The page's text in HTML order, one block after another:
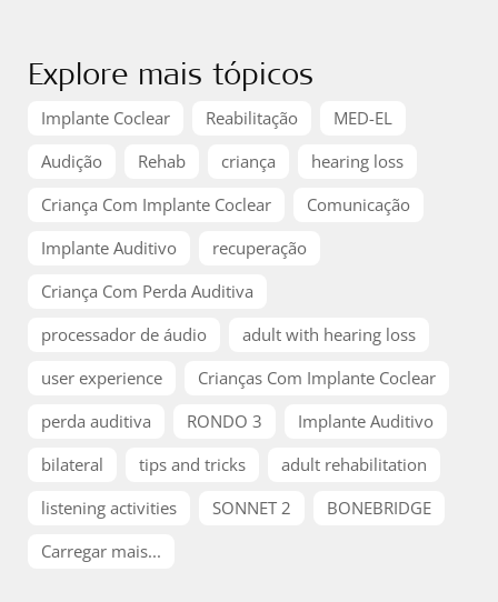
Explore mais tópicos
Implante Coclear Reabilitação
MED-EL
Audição
Rehab criança
hearing loss
Criança Com Implante Coclear
Comunicação
Implante Auditivo
recuperação
Criança Com Perda Auditiva
processador de áudio
adult with hearing loss
user experience
Crianças Com Implante Coclear
perda auditiva
RONDO 3
Implante Auditivo
bilateral
tips and tricks
adult rehabilitation
listening activities
SONNET 2
BONEBRIDGE
Carregar mais...